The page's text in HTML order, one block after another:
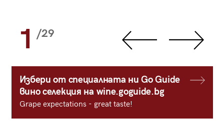
1 /29
Избери от специалната ни Go Guide
вино селекция на wine.goguide.bg
Grape expectations - great taste!